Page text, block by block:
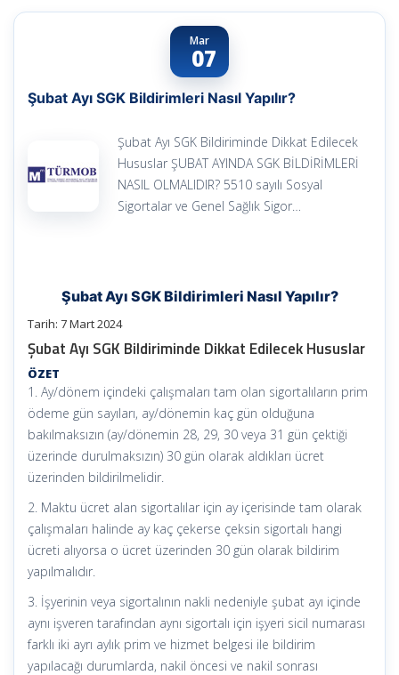
Mar
07
Şubat Ayı SGK Bildirimleri Nasıl Yapılır?
Şubat Ayı SGK Bildiriminde Dikkat Edilecek
Hususlar ŞUBAT AYINDA SGK BİLDİRİMLERİ
NASIL OLMALIDIR? 5510 sayılı Sosyal
Sigortalar ve Genel Sağlık Sigor…
Şubat Ayı SGK Bildirimleri Nasıl Yapılır?
Tarih: 7 Mart 2024
Şubat Ayı SGK Bildiriminde Dikkat Edilecek Hususlar
ÖZET
1. Ay/dönem içindeki çalışmaları tam olan sigortalıların prim
ödeme gün sayıları, ay/dönemin kaç gün olduğuna
bakılmaksızın (ay/dönemin 28, 29, 30 veya 31 gün çektiği
üzerinde durulmaksızın) 30 gün olarak aldıkları ücret
üzerinden bildirilmelidir.
2. Maktu ücret alan sigortalılar için ay içerisinde tam olarak
çalışmaları halinde ay kaç çekerse çeksin sigortalı hangi
ücreti alıyorsa o ücret üzerinden 30 gün olarak bildirim
yapılmalıdır.
3. İşyerinin veya sigortalının nakli nedeniyle şubat ayı içinde
aynı işveren tarafından aynı sigortalı için işyeri sicil numarası
farklı iki ayrı aylık prim ve hizmet belgesi ile bildirim
yapılacağı durumlarda, nakil öncesi ve nakil sonrası